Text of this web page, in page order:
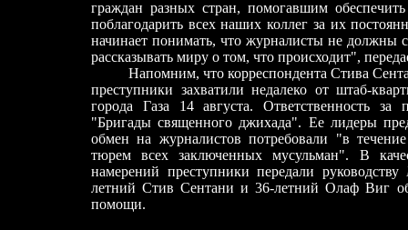
граждан разных стран, помогавшим
поблагодарить всех наших коллег за их
начинает понимать, что журналисты не должны
рассказывать миру о том, что происходит",
Напомним, что корреспондента Стива
преступники захватили недалеко от штаб-
города Газа 14 августа. Ответственность
"Бригады священного джихада". Ее лидеры
обмен на журналистов потребовали "в
тюрем всех заключенных мусульман". В
намерений преступники передали руководству
летний Стив Сентани и 36-летний Олаф Виг
помощи.